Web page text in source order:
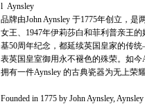
l Aynsley
品牌由John Aynsley 于1775年创立，
女王、1947年伊莉莎白和菲利普亲王
基50周年纪念，都延续英国皇家的传
表英国皇室御用永不褪色的殊荣。如
拥有一件Aynsley 的古典瓷器为无上荣
Founded in 1775 by John Aynsley,